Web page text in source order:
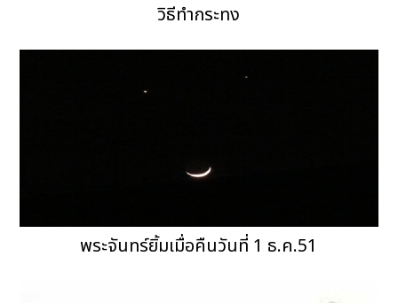
วิธีทำกระทง
พระจันทร์ยิ้มเมื่อคืนวันที่ 1 ธ.ค.51